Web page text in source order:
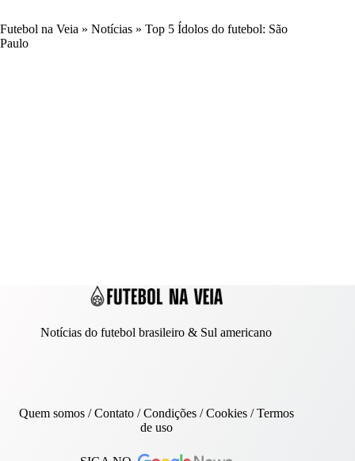
Futebol na Veia » Notícias » Top 5 Ídolos do futebol: São
Paulo
Notícias do futebol brasileiro & Sul americano
Quem somos/Contato/ Condições /Cookies/Termos
de uso